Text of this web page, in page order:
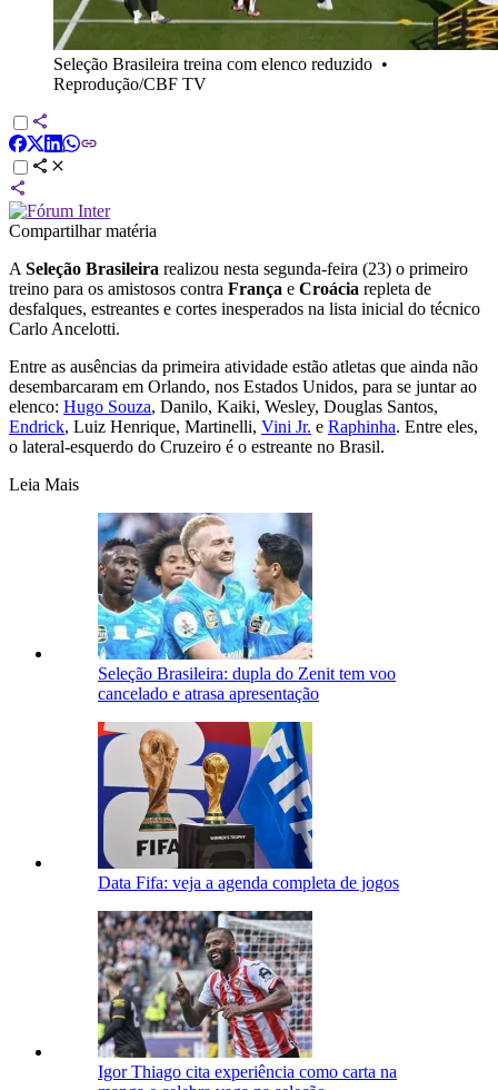
Seleção Brasileira treina com elenco reduzido •
Reprodução/CBF TV
Compartilhar matéria
A Seleção Brasileira realizou nesta segunda-feira (23) o primeiro
treino para os amistosos contra França e Croácia repleta de
desfalques, estreantes e cortes inesperados na lista inicial do técnico
Carlo Ancelotti.
Entre as ausências da primeira atividade estão atletas que ainda não
desembarcaram em Orlando, nos Estados Unidos, para se juntar ao
elenco: Hugo Souza, Danilo, Kaiki, Wesley, Douglas Santos,
Endrick, Luiz Henrique, Martinelli, Vini Jr. e Raphinha. Entre eles,
o lateral-esquerdo do Cruzeiro é o estreante no Brasil.
Leia Mais
Seleção Brasileira: dupla do Zenit tem voo
cancelado e atrasa apresentação
Data Fifa: veja a agenda completa de jogos
Igor Thiago cita experiência como carta na